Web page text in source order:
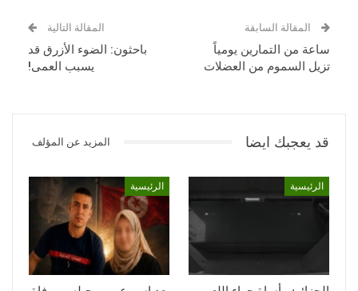
المقالة السابقة
ساعة من التمارين يومياً
تزيل السموم من العضلات
المقالة التالية
باحثون: الضوء الأزرق قد
يسبب العمى!
قد يعجبك ايضا المزيد عن المؤلف
الرئيسية الرئيسية